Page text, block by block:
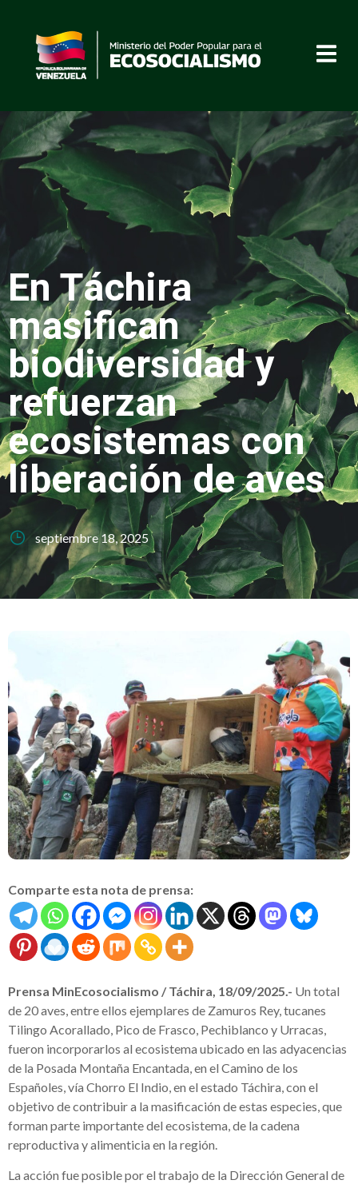
En Táchira
masifican
biodiversidad y
refuerzan
ecosistemas con
liberación de aves
septiembre 18, 2025
Comparte esta nota de prensa:
Prensa MinEcosocialismo / Táchira, 18/09/2025.- Un total
de 20 aves, entre ellos ejemplares de Zamuros Rey, tucanes
Tilingo Acorallado, Pico de Frasco, Pechiblanco y Urracas,
fueron incorporarlos al ecosistema ubicado en las adyacencias
de la Posada Montaña Encantada, en el Camino de los
Españoles, vía Chorro El Indio, en el estado Táchira, con el
objetivo de contribuir a la masificación de estas especies, que
forman parte importante del ecosistema, de la cadena
reproductiva y alimenticia en la región.
La acción fue posible por el trabajo de la Dirección General de